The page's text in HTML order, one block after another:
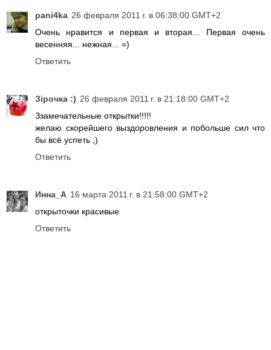
pani4ka 26 февраля 2011 г. в 06:38:00 GMT+2
Очень нравится и первая и вторая... Первая очень
весенняя... нежная... =)
Ответить
Зірочка :) 26 февраля 2011 г. в 21:18:00 GMT+2
Ззамечательные открытки!!!!!
желаю скорейшего выздоровления и побольше сил что
бы всё успеть ;)
Ответить
Инна_A 16 марта 2011 г. в 21:58:00 GMT+2
открыточки красивые
Ответить